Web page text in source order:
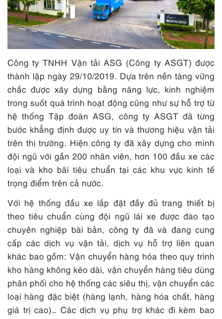
Công ty TNHH Vận tải ASG (Công ty ASGT) được
thành lập ngày 29/10/2019. Dựa trên nền tàng vững
chắc được xây dựng bằng năng lực, kinh nghiệm
trong suốt quá trình hoạt động cũng như sự hỗ trợ từ
hệ thống Tập đoàn ASG, công ty ASGT đã từng
bước khẳng định được uy tín và thương hiệu vận tải
trên thị trường. Hiện công ty đã xây dựng cho mình
đội ngũ với gần 200 nhân viên, hơn 100 đầu xe các
loại và kho bãi tiêu chuẩn tại các khu vực kinh tế
trọng điểm trên cả nước.
Với hệ thống đầu xe lắp đặt đầy đủ trang thiết bị
theo tiêu chuẩn cùng đội ngũ lái xe được đào tạo
chuyên nghiệp bài bản, công ty đã và đang cung
cấp các dịch vụ vận tải, dịch vụ hỗ trợ liên quan
khác bao gồm: Vận chuyển hàng hóa theo quy trình
kho hàng không kéo dài, vận chuyển hàng tiêu dùng
phân phối cho hệ thống các siêu thị, vận chuyển các
loại hàng đặc biệt (hàng lạnh, hàng hóa chất, hàng
giá trị cao)… Các dịch vụ phụ trợ khác đi kèm bao